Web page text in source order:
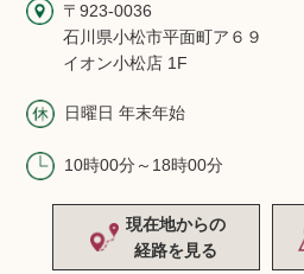
〒923-0036
石川県小松市平面町ア６９
イオン小松店 1F
日曜日 年末年始
10時00分～18時00分
現在地からの
経路を見る